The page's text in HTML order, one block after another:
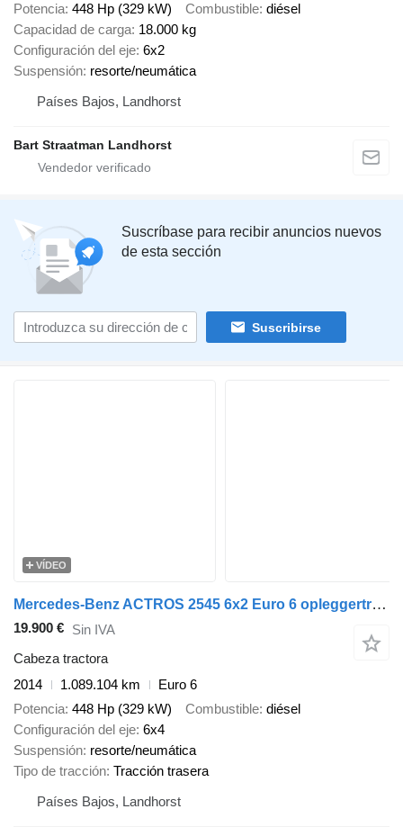
Potencia 448 Hp (329 kW) Combustible diésel
Capacidad de carga 18.000 kg
Configuración del eje 6x2
Suspensión resorte/neumática
Países Bajos, Landhorst
Bart Straatman Landhorst
Suscríbase para recibir anuncios nuevos
de esta sección
Suscribirse
VÍDEO
Mercedes-Benz ACTROS 2545 6x2 Euro 6 opleggertrekker met kipperhydrauliek
19.900 € Sin IVA
Cabeza tractora
2014
1.089.104 km
Euro 6
Potencia 448 Hp (329 kW) Combustible diésel
Configuración del eje 6x4
Suspensión resorte/neumática
Tipo de tracción Tracción trasera
Países Bajos, Landhorst